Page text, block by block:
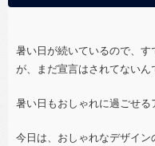
暑い日が続いているので、
が、まだ宣言はされてないん
暑い日もおしゃれに過ごせる
今日は、おしゃれなデザイン